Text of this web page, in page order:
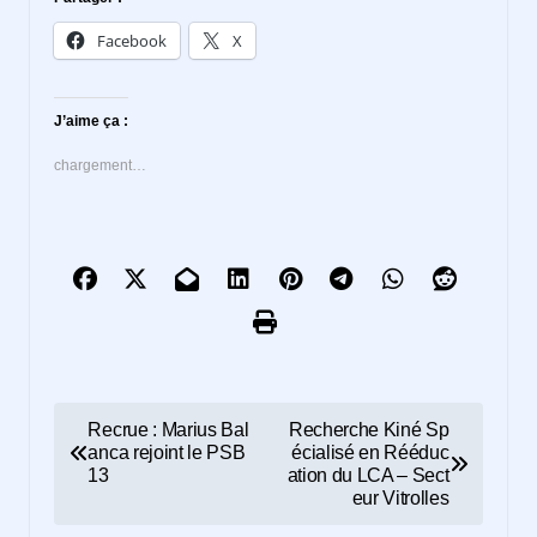
Facebook X
J’aime ça :
chargement…
Recrue : Marius Bal
anca rejoint le PSB
13
Recherche Kiné Sp
écialisé en Rééduc
ation du LCA – Sect
eur Vitrolles